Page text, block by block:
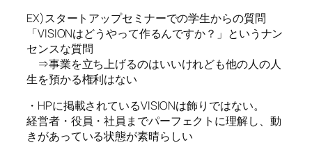
EX)スタートアップセミナーでの学生からの質問
「VISIONはどうやって作るんですか？」というナン
センスな質問
⇒事業を立ち上げるのはいいけれども他の人の人
生を預かる権利はない
・HPに掲載されているVISIONは飾りではない。
経営者・役員・社員までパーフェクトに理解し、動
きがあっている状態が素晴らしい